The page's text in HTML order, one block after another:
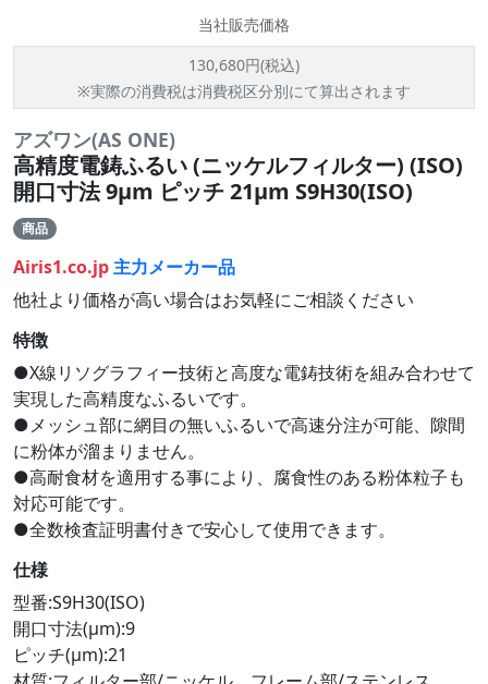
当社販売価格
130,680円(税込)
※実際の消費税は消費税区分別にて算出されます
アズワン(AS ONE)
高精度電鋳ふるい (ニッケルフィルター) (ISO)
開口寸法 9μm ピッチ 21μm S9H30(ISO)
商品
Airis1.co.jp主力メーカー品
他社より価格が高い場合はお気軽にご相談ください
特徴
●X線リソグラフィー技術と高度な電鋳技術を組み合わせて
実現した高精度なふるいです。
●メッシュ部に網目の無いふるいで高速分注が可能、隙間
に粉体が溜まりません。
●高耐食材を適用する事により、腐食性のある粉体粒子も
対応可能です。
●全数検査証明書付きで安心して使用できます。
仕様
型番:S9H30(ISO)
開口寸法(μm):9
ピッチ(μm):21